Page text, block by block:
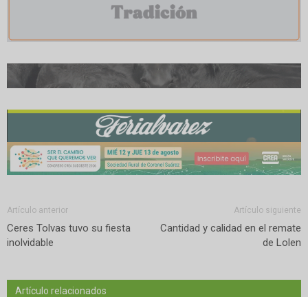
Artículo anterior
Ceres Tolvas tuvo su fiesta
inolvidable
Artículo siguiente
Cantidad y calidad en el remate
de Lolen
Artículo relacionados